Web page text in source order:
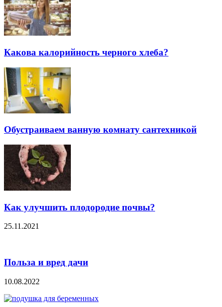
Какова калорийность черного хлеба?
Обустраиваем ванную комнату сантехникой
Как улучшить плодородие почвы?
25.11.2021
Польза и вред дачи
10.08.2022